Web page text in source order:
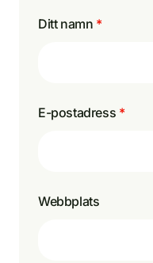
Ditt namn *
E-postadress *
Webbplats